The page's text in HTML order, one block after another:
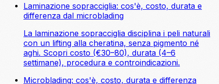
Laminazione sopracciglia: cos'è, costo, durata e
differenza dal microblading
La laminazione sopracciglia disciplina i peli naturali
con un lifting alla cheratina, senza pigmento né
aghi. Scopri costo (€30–80), durata (4–6
settimane), procedura e controindicazioni.
Microblading: cos'è, costo, durata e differenza